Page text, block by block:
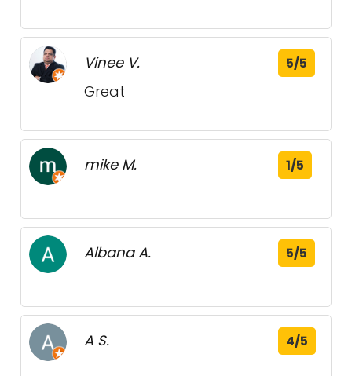
Vinee V. 5/5
Great
mike M. 1/5
Albana A. 5/5
A S. 4/5